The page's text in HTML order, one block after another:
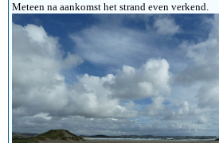
Meteen na aankomst het strand even verkend.